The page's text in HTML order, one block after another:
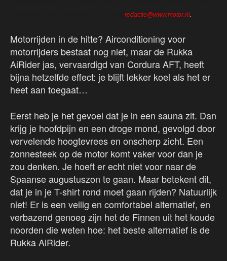
redactie@www.motor.nl.
Motorrijden in de hitte? Airconditioning voor
motorrijders bestaat nog niet, maar de Rukka
AiRider jas, vervaardigd van Cordura AFT, heeft
bijna hetzelfde effect: je blijft lekker koel als het er
heet aan toegaat…
Eerst heb je het gevoel dat je in een sauna zit. Dan
krijg je hoofdpijn en een droge mond, gevolgd door
vervelende hoogtevrees en onscherp zicht. Een
zonnesteek op de motor komt vaker voor dan je
zou denken. Je hoeft er echt niet voor naar de
Spaanse augustuszon te gaan. Maar betekent dit,
dat je in je T-shirt rond moet gaan rijden? Natuurlijk
niet! Er is een veilig en comfortabel alternatief, en
verbazend genoeg zijn het de Finnen uit het koude
noorden die weten hoe: het beste alternatief is de
Rukka AiRider.